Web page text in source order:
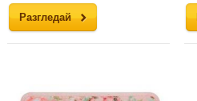
Разгледай